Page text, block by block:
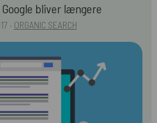
bliver længere
· ORGANIC SEARCH